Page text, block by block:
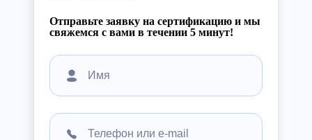
Отправьте заявку на сертификацию и мы
свяжемся с вами в течении 5 минут!